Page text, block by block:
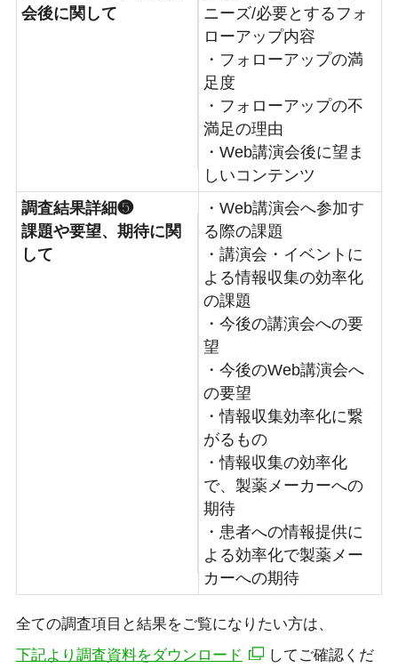
会後に関して
ニーズ/必要とするフォ
ローアップ内容
・フォローアップの満
足度
・フォローアップの不
満足の理由
・Web講演会後に望ま
しいコンテンツ
調査結果詳細❺
課題や要望、期待に関
して
・Web講演会へ参加す
る際の課題
・講演会・イベントに
よる情報収集の効率化
の課題
・今後の講演会への要
望
・今後のWeb講演会へ
の要望
・情報収集効率化に繋
がるもの
・情報収集の効率化
で、製薬メーカーへの
期待
・患者への情報提供に
よる効率化で製薬メー
カーへの期待
全ての調査項目と結果をご覧になりたい方は、
下記より調査資料をダウンロード
してご確認くだ